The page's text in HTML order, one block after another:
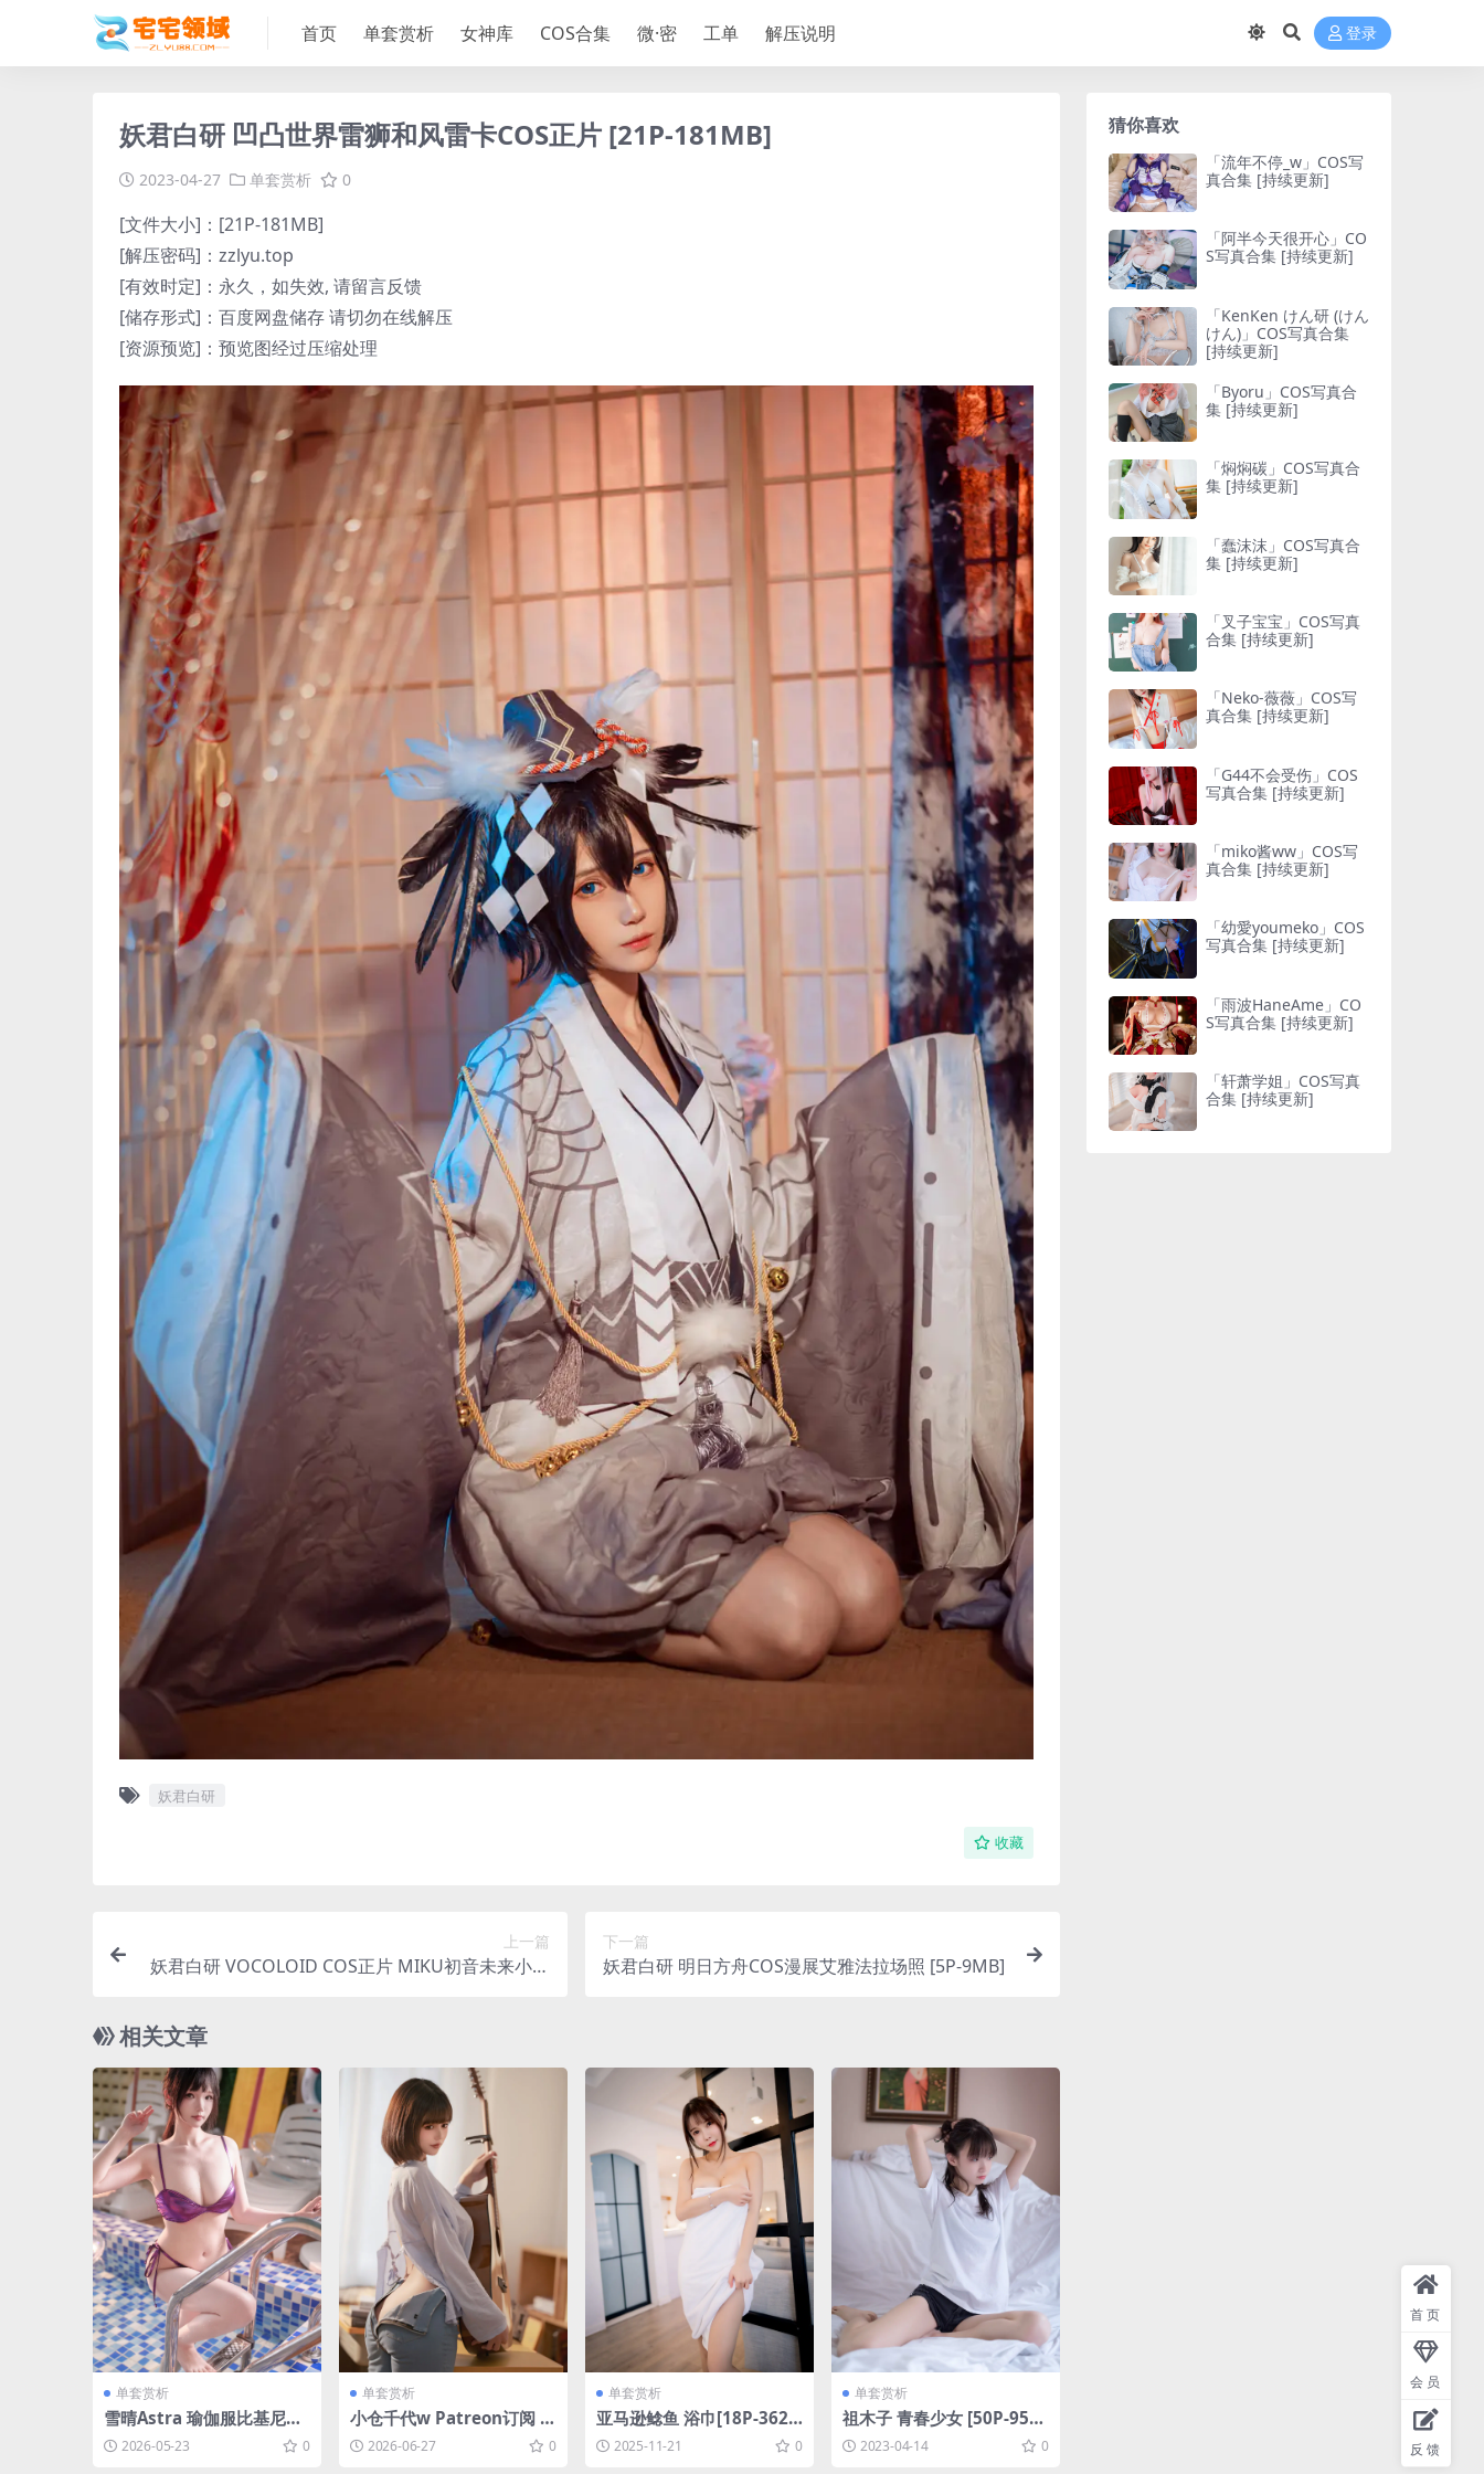
首页 单套赏析 女神库 COS合集 微·密 工单 解压说明 登录
妖君白研 凹凸世界雷狮和风雷卡COS正片 [21P-181MB]
2023-04-27 单套赏析 0
[文件大小]：[21P-181MB]
[解压密码]：zzlyu.top
[有效时定]：永久，如失效, 请留言反馈
[储存形式]：百度网盘储存 请切勿在线解压
[资源预览]：预览图经过压缩处理
妖君白研
收藏
上一篇
妖君白研 VOCOLOID COS正片 MIKU初音未来小兔
下一篇
妖君白研 明日方舟COS漫展艾雅法拉场照 [5P-9MB]
相关文章
单套赏析
雪晴Astra 瑜伽服比基尼二
合一[121P-7V-2.79G]
2026-05-23 0
单套赏析
小仓千代w Patreon订阅 吉
他少女[20P-125.6M]
2026-06-27 0
单套赏析
亚马逊鲶鱼 浴巾[18P-362.3
M]2025-11-21 0
单套赏析
祖木子 青春少女 [50P-95M
B] 2023-04-14 0
猜你喜欢
「流年不停_w」COS写
真合集 [持续更新]
「阿半今天很开心」CO
S写真合集 [持续更新]
「KenKen けん研 (けん
けん)」COS写真合集
[持续更新]
「Byoru」COS写真合
集 [持续更新]
「焖焖碳」COS写真合
集 [持续更新]
「蠢沫沫」COS写真合
集 [持续更新]
「叉子宝宝」COS写真
合集 [持续更新]
「Neko-薇薇」COS写
真合集 [持续更新]
「G44不会受伤」COS
写真合集 [持续更新]
「miko酱ww」COS写
真合集 [持续更新]
「幼愛youmeko」COS
写真合集 [持续更新]
「雨波HaneAme」CO
S写真合集 [持续更新]
「轩萧学姐」COS写真
合集 [持续更新]
首页
会员
反馈